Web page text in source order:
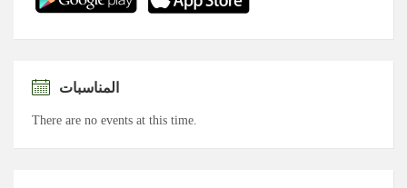
المناسبات
There are no events at this time.